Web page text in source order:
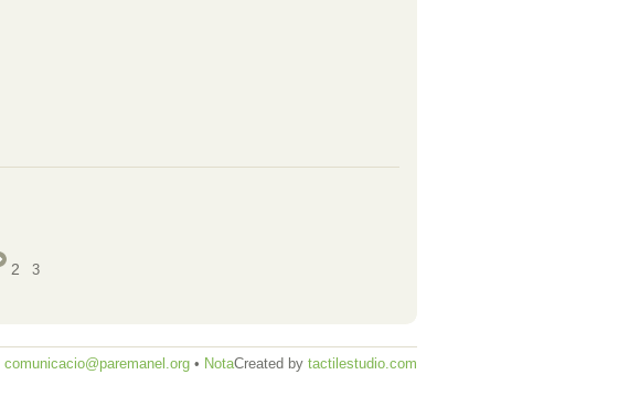
2 3
Created by tactilestudio.com
comunicacio@paremanel.org • Nota